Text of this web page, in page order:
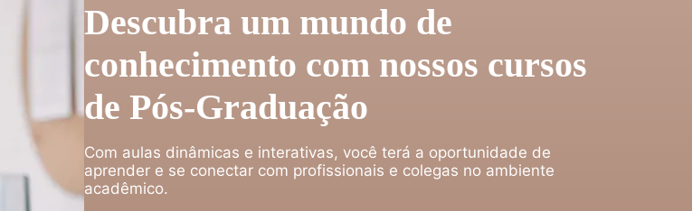
Descubra um mundo de
conhecimento com nossos cursos
de Pós-Graduação
Com aulas dinâmicas e interativas, você terá a oportunidade de
aprender e se conectar com profissionais e colegas no ambiente
acadêmico.